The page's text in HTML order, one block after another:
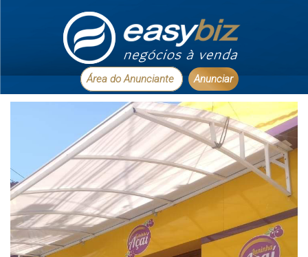
Área do Anunciante Anunciar